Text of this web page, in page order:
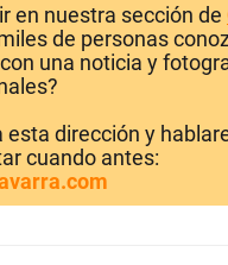
en nuestra sección de
de personas
una noticia y
esta dirección y
cuando antes: